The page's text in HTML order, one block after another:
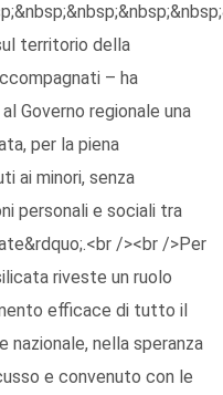
territorio della
– ha
Governo regionale una
per la piena
ai minori, senza
personali e sociali tra
/><br />Per
riveste un ruolo
efficace di tutto il
nella speranza
e convenuto con le